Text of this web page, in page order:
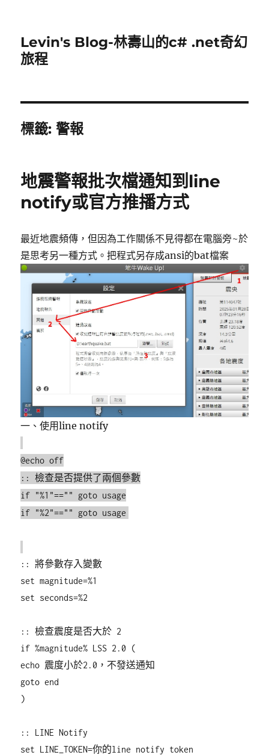
Levin's Blog-林壽山的c# .net奇幻
旅程
標籤:警報
地震警報批次檔通知到line
notify或官方推播方式
最近地震頻傳，但因為工作關係不見得都在電腦旁~於
是思考另一種方式。把程式另存成ansi的bat檔案
一、使用line notify
@echo off
:: 檢查是否提供了兩個參數
if "%1"=="" goto usage
if "%2"=="" goto usage
:: 將參數存入變數
set magnitude=%1
set seconds=%2
:: 檢查震度是否大於 2
if %magnitude% LSS 2.0 (
echo 震度小於2.0，不發送通知
goto end
)
:: LINE Notify
set LINE_TOKEN=你的line notify token